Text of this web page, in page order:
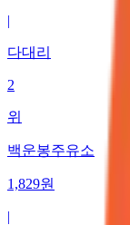
|
다대리
2
위
백운봉주유소
1,829원
|